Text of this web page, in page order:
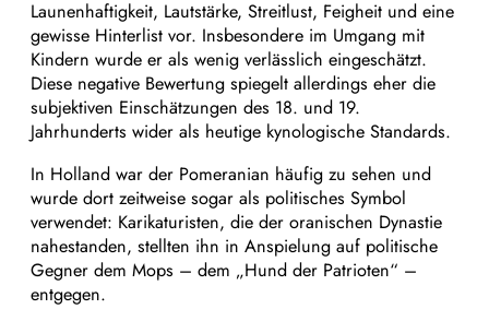
Launenhaftigkeit, Lautstärke, Streitlust, Feigheit und eine
gewisse Hinterlist vor. Insbesondere im Umgang mit
Kindern wurde er als wenig verlässlich eingeschätzt.
Diese negative Bewertung spiegelt allerdings eher die
subjektiven Einschätzungen des 18. und 19.
Jahrhunderts wider als heutige kynologische Standards.
In Holland war der Pomeranian häufig zu sehen und
wurde dort zeitweise sogar als politisches Symbol
verwendet: Karikaturisten, die der oranischen Dynastie
nahestanden, stellten ihn in Anspielung auf politische
Gegner dem Mops – dem „Hund der Patrioten“ –
entgegen.